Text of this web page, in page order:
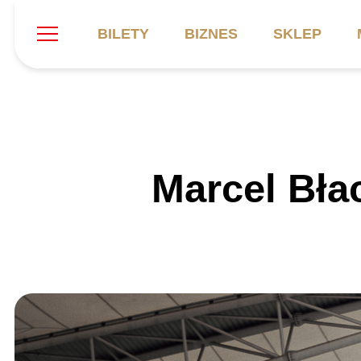
BILETY BIZNES SKLEP
Informacje ogólne
Symbole klubu
Stadion
Sprawozdania
Aktualności
Galeria
Catering
Marcel